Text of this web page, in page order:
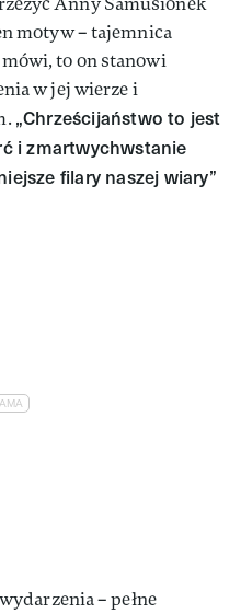
motyw – tajemnica
to on stanowi
w jej wierze i
„Chrześcijaństwo to jest
i zmartwychwstanie
filary naszej wiary”
– pełne